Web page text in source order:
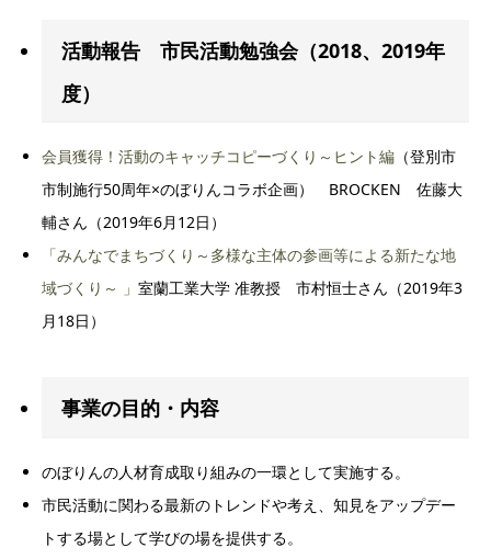
活動報告 市民活動勉強会（2018、2019年
度）
会員獲得！活動のキャッチコピーづくり～ヒント編 （登別市
市制施行50周年×のぼりんコラボ企画） BROCKEN 佐藤大
輔さん（2019年6月12日）
「みんなでまちづくり～多様な主体の参画等による新たな地
域づくり～ 」室蘭工業大学 准教授 市村恒士さん（2019年3
月18日）
事業の目的・内容
のぼりんの人材育成取り組みの一環として実施する。
市民活動に関わる最新のトレンドや考え、知見をアップデー
トする場として学びの場を提供する。